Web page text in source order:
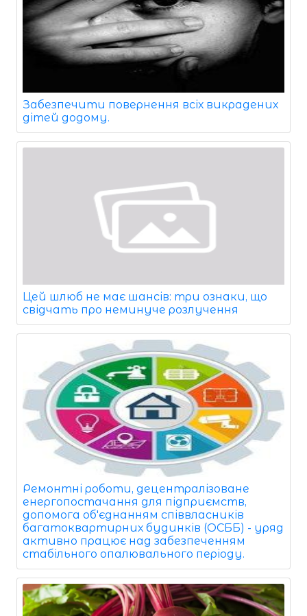
Забезпечити повернення всіх викрадених
дітей додому.
Цей шлюб не має шансів: три ознаки, що
свідчать про неминуче розлучення
Ремонтні роботи, децентралізоване
енергопостачання для підприємств,
допомога об'єднанням співвласників
багатоквартирних будинків (ОСББ) - уряд
активно працює над забезпеченням
стабільного опалювального періоду.